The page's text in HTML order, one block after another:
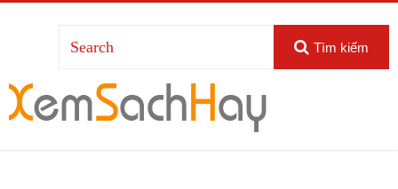
Tìm kiếm